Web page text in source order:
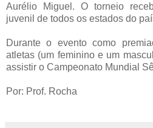
Aurélio Miguel. O torneio
juvenil de todos os estados do
Durante o evento como
atletas (um feminino e um
assistir o Campeonato Mundial
Por: Prof. Rocha